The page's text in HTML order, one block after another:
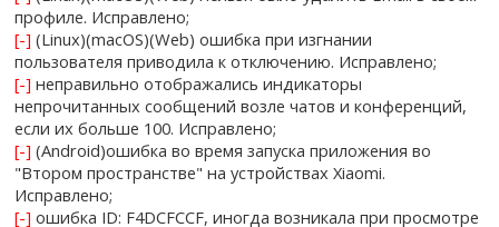
профиле. Исправлено;
[-] (Linux)(macOS)(Web) ошибка при изгнании
пользователя приводила к отключению. Исправлено;
[-] неправильно отображались индикаторы
непрочитанных сообщений возле чатов и конференций,
если их больше 100. Исправлено;
[-] (Android)ошибка во время запуска приложения во
"Втором пространстве" на устройствах Xiaomi.
Исправлено;
[-] ошибка ID: F4DCFCCF, иногда возникала при просмотре